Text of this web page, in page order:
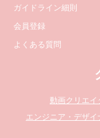
ガイドライン細則
会員登録
よくある質問
動画クリエイ
エンジニア・デザイ